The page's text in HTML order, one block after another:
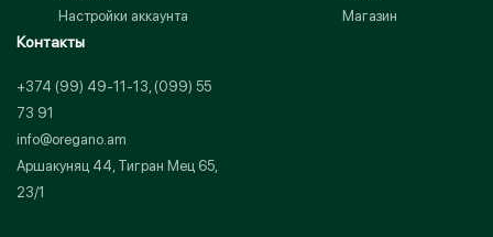
Настройки аккаунта
Магазин
Контакты
+374 (99) 49-11-13, (099) 55
73 91
info@oregano.am
Аршакуняц 44, Тигран Мец 65,
23/1